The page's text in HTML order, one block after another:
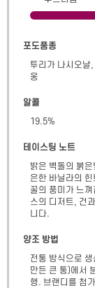
포도품종
투리가 나시오날
웅
알콜
19.5%
테이스팅 노트
밝은 벽돌의 붉
은한 바닐라의
꿀의 풍미가 느
스의 디저트, 건
니다.
양조 방법
전통 방식으로
만든 큰 통)에서
행. 브랜디를 첨